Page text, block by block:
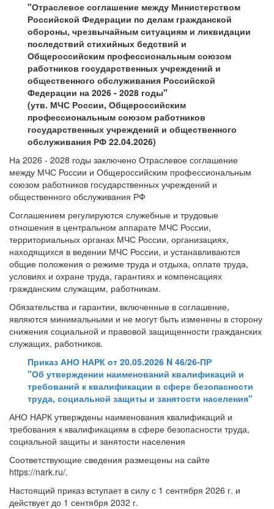
"Отраслевое соглашение между Министерством
Российской Федерации по делам гражданской
обороны, чрезвычайным ситуациям и ликвидации
последствий стихийных бедствий и
Общероссийским профессиональным союзом
работников государственных учреждений и
общественного обслуживания Российской
Федерации на 2026 - 2028 годы"
(утв. МЧС России, Общероссийским
профессиональным союзом работников
государственных учреждений и общественного
обслуживания РФ 22.04.2026)
На 2026 - 2028 годы заключено Отраслевое соглашение
между МЧС России и Общероссийским профессиональным
союзом работников государственных учреждений и
общественного обслуживания РФ
Соглашением регулируются служебные и трудовые
отношения в центральном аппарате МЧС России,
территориальных органах МЧС России, организациях,
находящихся в ведении МЧС России, и устанавливаются
общие положения о режиме труда и отдыха, оплате труда,
условиях и охране труда, гарантиях и компенсациях
гражданским служащим, работникам.
Обязательства и гарантии, включенные в соглашение,
являются минимальными и не могут быть изменены в сторону
снижения социальной и правовой защищенности гражданских
служащих, работников.
Приказ АНО НАРК от 20.05.2026 N 46/26-ПР
"Об утверждении наименований квалификаций и
требований к квалификации в сфере безопасности
труда, социальной защиты и занятости населения"
АНО НАРК утверждены наименования квалификаций и
требования к квалификациям в сфере безопасности труда,
социальной защиты и занятости населения
Соответствующие сведения размещены на сайте
https://nark.ru/.
Настоящий приказ вступает в силу с 1 сентября 2026 г. и
действует до 1 сентября 2032 г.